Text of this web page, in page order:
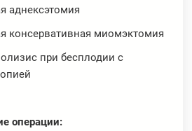
аднексэтомия
консервативная миомэктомия
при бесплодии с
операции: